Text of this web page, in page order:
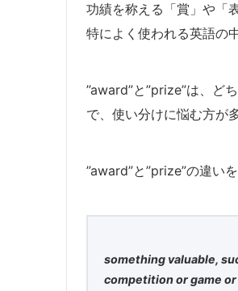
功績を称える「賞」や「
特によく使われる英語の
”award”と”prize”は、ど
で、使い分けに悩む方が
”award”と”prize”の違い
something valuable,
competition or game